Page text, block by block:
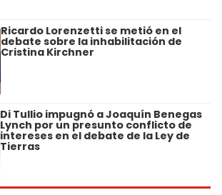
Ricardo Lorenzetti se metió en el
debate sobre la inhabilitación de
Cristina Kirchner
Di Tullio impugnó a Joaquín Benegas
Lynch por un presunto conflicto de
intereses en el debate de la Ley de
Tierras